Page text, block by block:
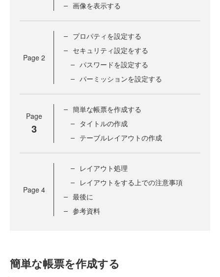
画像を表示する
Page 2
プロパティを設定する
セキュリティ設定をする
パスワードを設定する
パーミッションを設定する
Page
3
簡単な帳票を作成する
タイトルの作成
テーブルレイアウトの作成
Page 4
レイアウト処理
レイアウトをする上での注意事項
最後に
参考資料
簡単な帳票を作成する